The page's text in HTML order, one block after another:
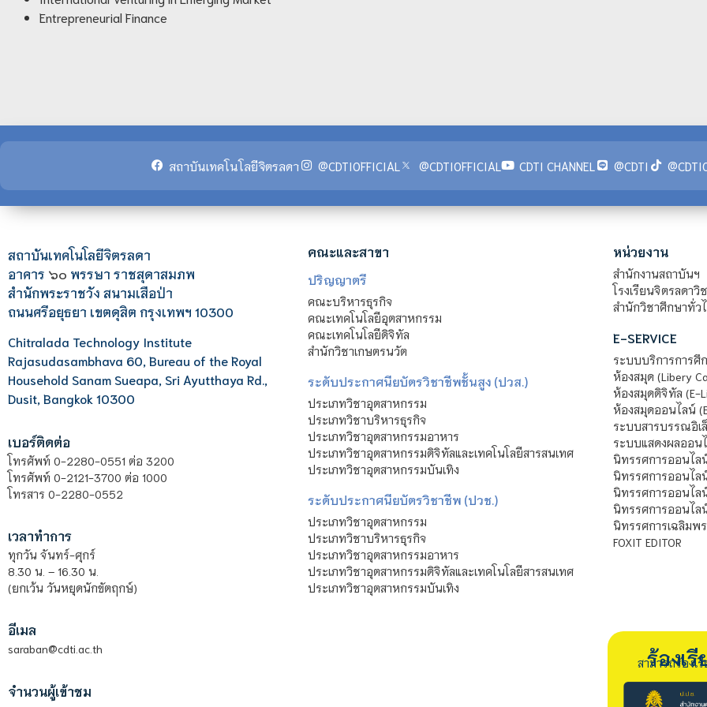
Entrepreneurial Finance
สถาบันเทคโนโลยีจิตรลดา @CDTIOFFICIAL @CDTIOFFICIAL CDTI CHANNEL @CDTI
สถาบันเทคโนโลยีจิตรลดา
อาคาร ๖๐ พรรษา ราชสุดาสมภพ
สำนักพระราชวัง สนามเสือป่า
ถนนศรีอยุธยา เขตดุสิต กรุงเทพฯ 10300
Chitralada Technology Institute
Rajasudasambhava 60, Bureau of the Royal
Household Sanam Sueapa, Sri Ayutthaya Rd.,
Dusit, Bangkok 10300
เบอร์ติดต่อ
โทรศัพท์ 0-2280-0551 ต่อ 3200
โทรศัพท์ 0-2121-3700 ต่อ 1000
โทรสาร 0-2280-0552
เวลาทำการ
ทุกวัน จันทร์-ศุกร์
8.30 น. – 16.30 น.
(ยกเว้น วันหยุดนักขัตฤกษ์)
อีเมล
saraban@cdti.ac.th
จำนวนผู้เข้าชม
คณะและสาขา
ปริญญาตรี
คณะบริหารธุรกิจ
คณะเทคโนโลยีอุตสาหกรรม
คณะเทคโนโลยีดิจิทัล
สำนักวิชาเกษตรนวัต
ระดับประกาศนียบัตรวิชาชีพชั้นสูง (ปวส.)
ประเภทวิชาอุตสาหกรรม
ประเภทวิชาบริหารธุรกิจ
ประเภทวิชาอุตสาหกรรมอาหาร
ประเภทวิชาอุตสาหกรรมดิจิทัลและเทคโนโลยีสารสนเทศ
ประเภทวิชาอุตสาหกรรมบันเทิง
ระดับประกาศนียบัตรวิชาชีพ (ปวช.)
ประเภทวิชาอุตสาหกรรม
ประเภทวิชาบริหารธุรกิจ
ประเภทวิชาอุตสาหกรรมอาหาร
ประเภทวิชาอุตสาหกรรมดิจิทัลและเทคโนโลยีสารสนเทศ
ประเภทวิชาอุตสาหกรรมบันเทิง
หน่วยงาน
สำนักงานสถาบันฯ
โรงเรียนจิตรลดาวิ
สำนักวิชาศึกษาทั่ว
E-SERVICE
ระบบบริการการศึก
ห้องสมุด (Libery
ห้องสมุดดิจิทัล (E-
ห้องสมุดออนไลน์
ระบบสารบรรณอิเ
ระบบแสดงผลออน
นิทรรศการออนไล
นิทรรศการออนไล
นิทรรศการออนไล
นิทรรศการออนไล
นิทรรศการเฉลิมพ
FOXIT EDITOR
ร้องเ
สามารถร้อง